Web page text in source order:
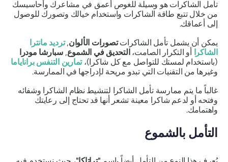
تأمل الشاكرات هو وسيلة للغوص أعمق في مشاعرك وأحاسيسك
من خلال تتبع طاقة الشاكرات واستخدام خيالك وتصورك للوصول
إلى أعماقك.
يمكن أن يشمل تأمل الشاكراتتصورات الألوان,ترديد مانترا
الشاكرا أو التكرار الصامت،التحديق في الشموع,سبارشا مودرا
(باستخدام لمستك للتواصل مع كل شاكرا)،تمارين التنفس براناياما
وغيرها من التقنيات التي تبدو مريحة لإدراجها في الممارسة.
غالباً ما يتم ممارسة تأمل الشاكرا لتنشيط نظام الشاكرا وشفائه
وفتحه أو لدعم شاكرا معينة تشعر أنها قد تحتاج إلى رعايتك
واهتمامك.
التأمل بالشموع